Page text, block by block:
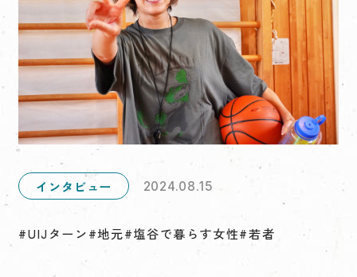
インタビュー 2024.08.15
#UIJターン#地元#塩谷で暮らす女性#若者